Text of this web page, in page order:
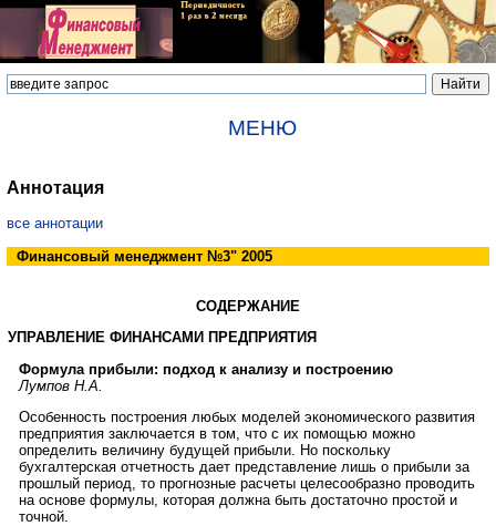
МЕНЮ
Аннотация
все аннотации
Финансовый менеджмент №3" 2005
СОДЕРЖАНИЕ
УПРАВЛЕНИЕ ФИНАНСАМИ ПРЕДПРИЯТИЯ
Формула прибыли: подход к анализу и построению
Лумпов Н.А.
Особенность построения любых моделей экономического развития
предприятия заключается в том, что с их помощью можно
определить величину будущей прибыли. Но поскольку
бухгалтерская отчетность дает представление лишь о прибыли за
прошлый период, то прогнозные расчеты целесообразно проводить
на основе формулы, которая должна быть достаточно простой и
точной.